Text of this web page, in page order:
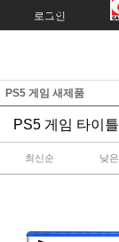
로그인
PS5 게임 새제품
PS5 게임 타이틀
최신순 낮